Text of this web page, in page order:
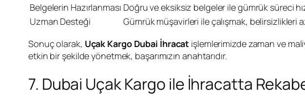
Belgelerin Hazırlanması Doğru ve eksiksiz belgeler ile gümrük süreci
Uzman Desteği
Gümrük müşavirleri ile çalışmak, belirsizlikleri
Sonuç olarak, Uçak Kargo Dubai İhracat işlemlerimizde zaman ve
etkin bir şekilde yönetmek, başarımızın anahtarıdır.
7. Dubai Uçak Kargo ile İhracatta